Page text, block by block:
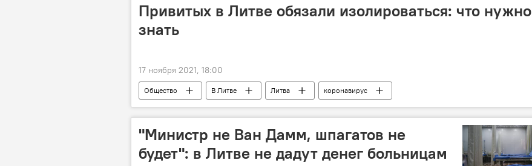
Привитых в Литве обязали изолироваться: что нужно
знать
17 ноября 2021, 18:00
Общество В Литве Литва
коронавирус
Пандемия коронавируса в Литве и других странах
"Министр не Ван Дамм, шпагатов не
будет": в Литве не дадут денег больницам